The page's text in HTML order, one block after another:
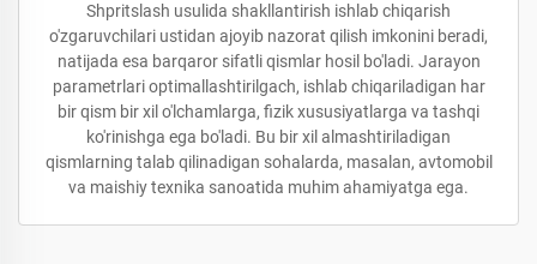
Shpritslash usulida shakllantirish ishlab chiqarish
o'zgaruvchilari ustidan ajoyib nazorat qilish imkonini beradi,
natijada esa barqaror sifatli qismlar hosil bo'ladi. Jarayon
parametrlari optimallashtirilgach, ishlab chiqariladigan har
bir qism bir xil o'lchamlarga, fizik xususiyatlarga va tashqi
ko'rinishga ega bo'ladi. Bu bir xil almashtiriladigan
qismlarning talab qilinadigan sohalarda, masalan, avtomobil
va maishiy texnika sanoatida muhim ahamiyatga ega.